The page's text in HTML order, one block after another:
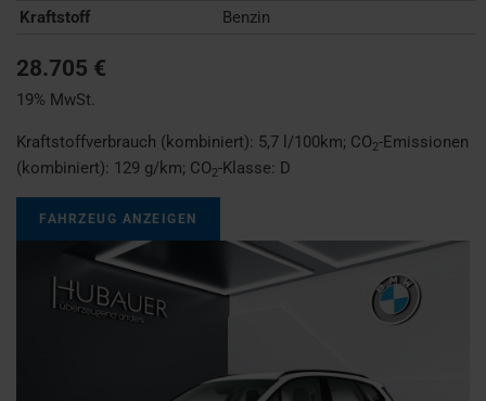
Kraftstoff
Benzin
28.705 €
19% MwSt.
Kraftstoffverbrauch (kombiniert): 5,7 l/100km; CO2-Emissionen
(kombiniert): 129 g/km; CO2-Klasse: D
FAHRZEUG ANZEIGEN